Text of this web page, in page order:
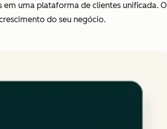
uma plataforma de clientes unificada. O
do seu negócio.